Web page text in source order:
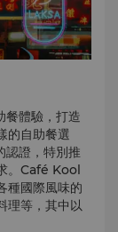
餐體驗，打造
的自助餐選
認證，特別推
。Café Kool
種國際風味的
理等，其中以